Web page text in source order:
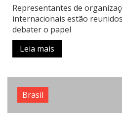
Representantes de
internacionais estão
debater o papel
Leia mais
Brasil